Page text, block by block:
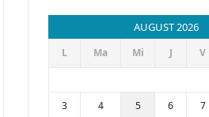
AUGUST 2026
L Ma Mi J V
3
4 5 6 7